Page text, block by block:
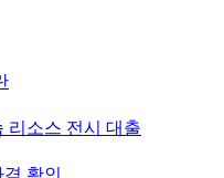
리소스 전시 대출
격 확인